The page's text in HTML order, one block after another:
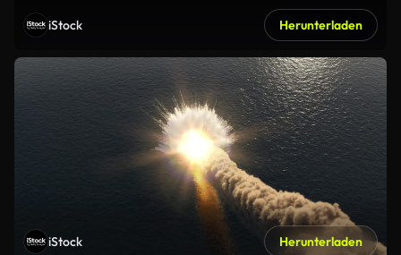
iStock Herunterladen
iStock Herunterladen